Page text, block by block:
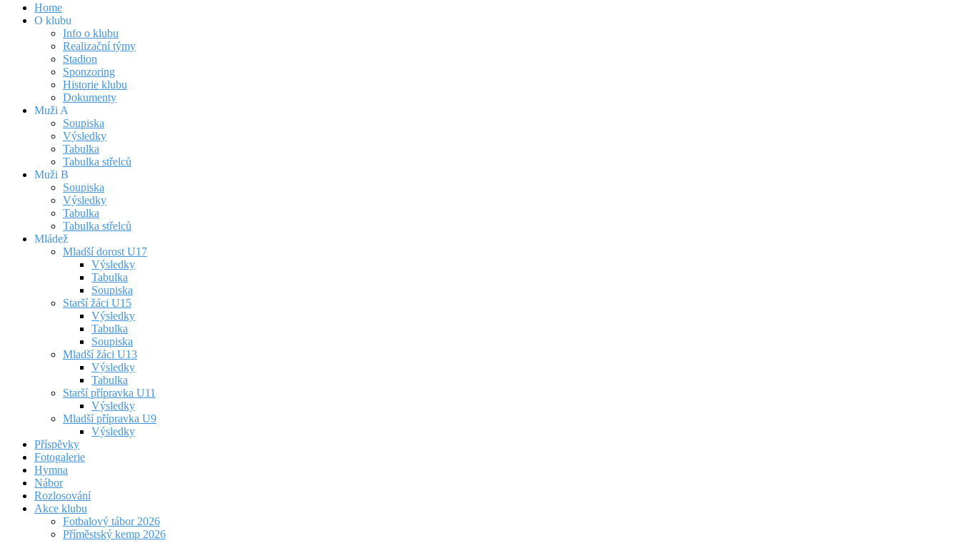
Home
O klubu
Info o klubu
Realizační týmy
Stadion
Sponzoring
Historie klubu
Dokumenty
Muži A
Soupiska
Výsledky
Tabulka
Tabulka střelců
Muži B
Soupiska
Výsledky
Tabulka
Tabulka střelců
Mládež
Mladší dorost U17
Výsledky
Tabulka
Soupiska
Starší žáci U15
Výsledky
Tabulka
Soupiska
Mladší žáci U13
Výsledky
Tabulka
Starší přípravka U11
Výsledky
Mladší přípravka U9
Výsledky
Příspěvky
Fotogalerie
Hymna
Nábor
Rozlosování
Akce klubu
Fotbalový tábor 2026
Příměstský kemp 2026